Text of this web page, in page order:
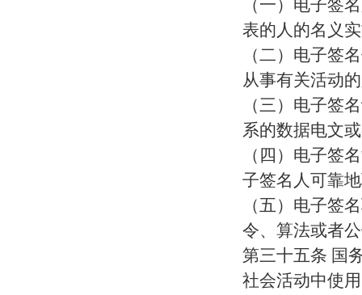
（一）电子签
表的人的名义
（二）电子签
从事有关活动
（三）电子签
系的数据电文
（四）电子签
子签名人可靠
（五）电子签
令、算法或者
第三十五条 国
社会活动中使